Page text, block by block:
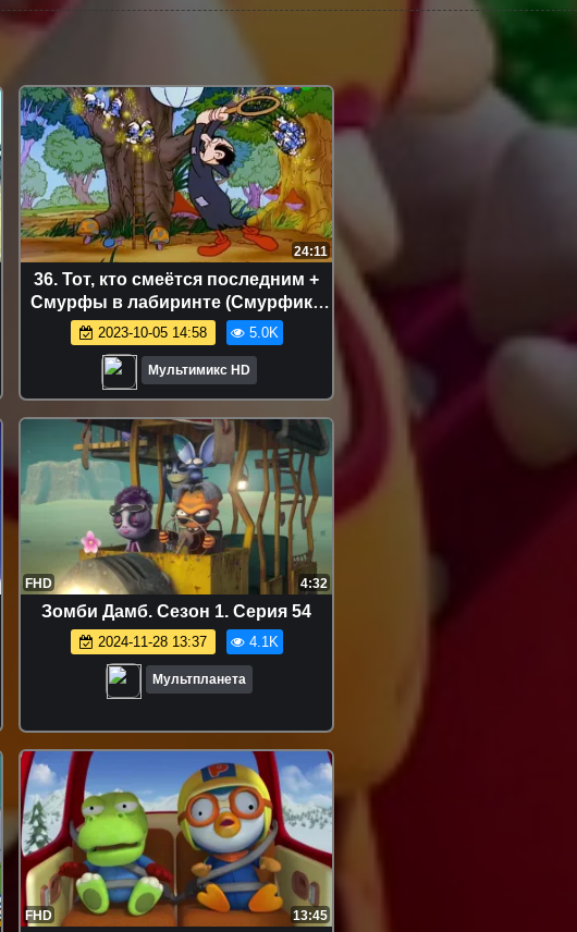
24:11
36. Тот, кто смеётся последним +
Смурфы в лабиринте (Смурфики
♥) Мультики для детей
мультсериалы дисней disney
сериалы Netflix
2023-10-05 14:58 5.0K
Мультимикс HD
FHD 4:32
Зомби Дамб. Сезон 1. Серия 54
2024-11-28 13:37 4.1K
Мультпланета
FHD 13:45